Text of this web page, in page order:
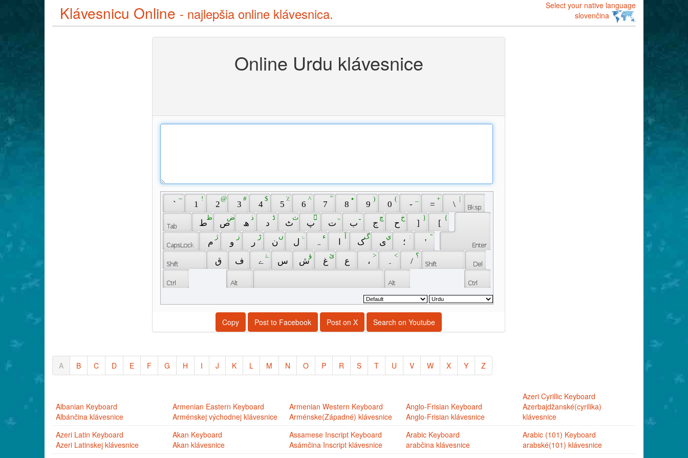
Klávesnicu Online - najlepšia online klávesnica.
Select your native language
slovenčina
Online Urdu klávesnice
`
~
1
!
2
@
3
#
4
$
5
٪
6
^
7
ۖ
8 9
)
0
(
- =
+
\
|
ط
ظ
ص ھ ٹ
ث
پ
ّ
ت
ۃ
ب
ـ
ج ح ]
}
[
{
م
ژ ز ڑ
ن
ۂ
ہ ک
گ
ی
ي
؛
:
'
"
ے
ۓ
ش
ؤ
غ
ئ
،
> <
/
Copy Post to Facebook Post on X Search on Youtube
A B C D E F G H I J K L M N O P R S T U V W X Y Z
Albanian Keyboard
Albánčina klávesnice
Armenian Eastern Keyboard
Arménskej východnej klávesnice
Armenian Western Keyboard
Arménske(Západné) klávesnice
Anglo-Frisian Keyboard
Anglo-Frisian klávesnice
Azeri Cyrillic Keyboard
Azerbajdžanské(cyrilika)
klávesnice
Azeri Latin Keyboard
Azeri Latinskej klávesnice
Akan Keyboard
Akan klávesnice
Assamese Inscript Keyboard
Asámčina Inscript klávesnice
Arabic Keyboard
arabčina klávesnice
Arabic (101) Keyboard
arabské(101) klávesnice